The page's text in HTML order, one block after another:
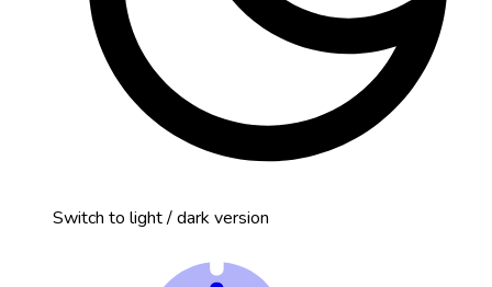
Switch to light / dark version